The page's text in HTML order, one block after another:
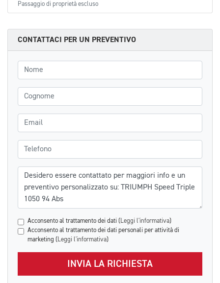
Passaggio di proprietà escluso
CONTATTACI PER UN PREVENTIVO
Nome
Cognome
Email
Telefono
Messaggio
Acconsento al trattamento dei dati ( Leggi l'informativa)
Acconsento al trattamento dei dati personali per attività di
marketing ( Leggi l'informativa)
INVIA LA RICHIESTA